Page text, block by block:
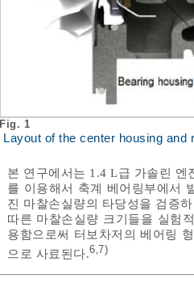
Fig. 1
Layout of the center housing
본 연구에서는 1.4 L급 가솔린 엔
를 이용해서 축계 베어링부에서
진 마찰손실량의 타당성을 검증
따른 마찰손실량 크기들을 실험
용함으로써 터보차저의 베어링
으로 사료된다.6,7)